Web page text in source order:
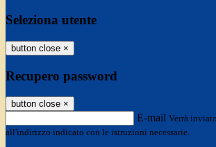
Seleziona utente
button close ×
Recupero password
button close ×
E-mail Verrà
all'indirizzo indicato con le istruzioni necessarie.